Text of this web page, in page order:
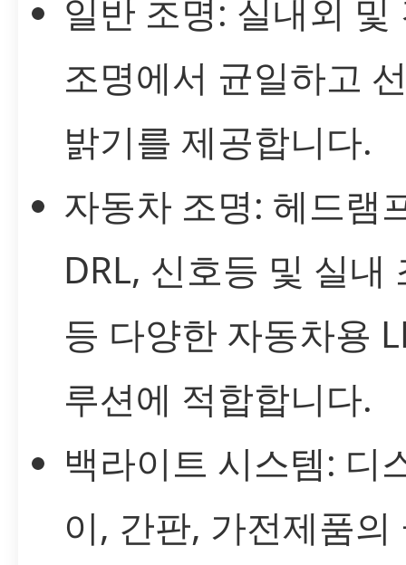
일반 조명: 실내외 및
조명에서 균일하고
밝기를 제공합니다.
자동차 조명: 헤드램
DRL, 신호등 및 실내
등 다양한 자동차용
루션에 적합합니다.
백라이트 시스템: 디
이, 간판, 가전제품의